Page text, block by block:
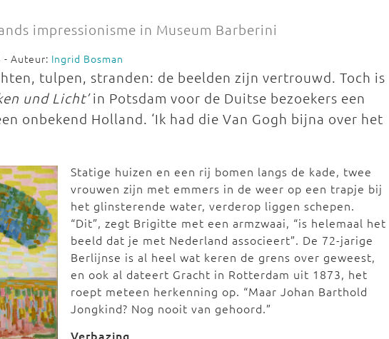
impressionisme in Museum Barberini
- Auteur: Ingrid Bosman
tulpen, stranden: de beelden zijn vertrouwd. Toch is
und Licht’in Potsdam voor de Duitse bezoekers een
onbekend Holland. ‘Ik had die Van Gogh bijna over het
Statige huizen en een rij bomen langs de kade, twee
vrouwen zijn met emmers in de weer op een trapje bij
het glinsterende water, verderop liggen schepen.
“Dit”, zegt Brigitte met een armzwaai, “is helemaal het
beeld dat je met Nederland associeert”. De 72-jarige
Berlijnse is al heel wat keren de grens over geweest,
en ook al dateert Gracht in Rotterdam uit 1873, het
roept meteen herkenning op. “Maar Johan Barthold
Jongkind? Nog nooit van gehoord.”
Verbazing